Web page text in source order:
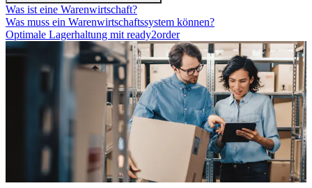
Was ist eine Warenwirtschaft?
Was muss ein Warenwirtschaftssystem können?
Optimale Lagerhaltung mit ready2order